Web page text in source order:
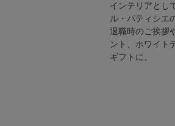
インテリアとし
ル・パティシエ
退職時のご挨拶
ント、ホワイト
ギフトに。